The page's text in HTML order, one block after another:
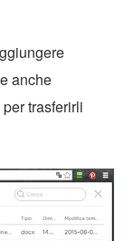
anche
trasferirli